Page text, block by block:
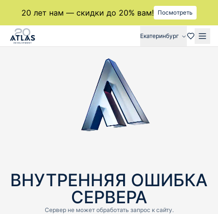
20 лет нам — скидки до 20% вам! Посмотреть
Екатеринбург
ВНУТРЕННЯЯ ОШИБКА
СЕРВЕРА
Cервер не может обработать запрос к сайту.